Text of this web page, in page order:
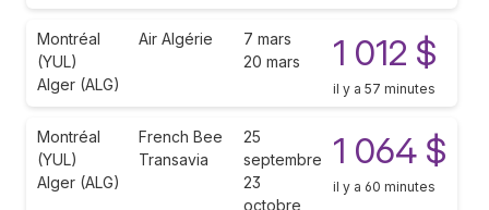
Montréal
(YUL)
Alger (ALG)
Air Algérie
7 mars
20 mars
1 012 $
il y a 57 minutes
Montréal
(YUL)
Alger (ALG)
French Bee
Transavia
25
septembre
23
octobre
1 064 $
il y a 60 minutes